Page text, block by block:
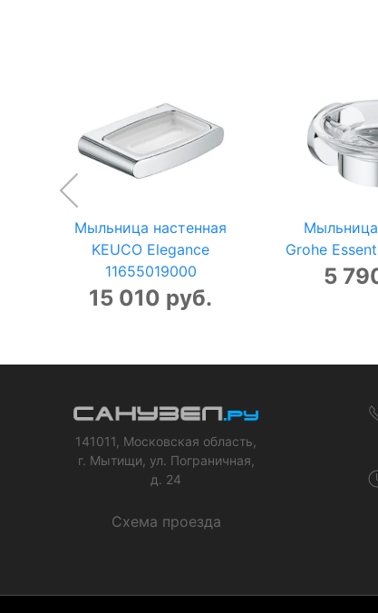
Мыльница настенная
KEUCO Elegance
11655019000
15 010 руб.
Мыльница
Grohe
5
141011, Московская область,
г. Мытищи, ул. Пограничная,
д. 24
Схема проезда